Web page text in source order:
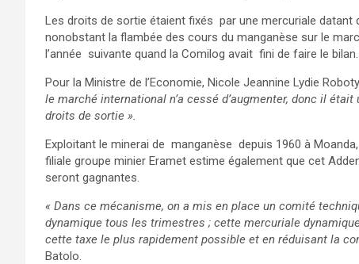
Les droits de sortie étaient fixés par une mercuriale datant
nonobstant la flambée des cours du manganèse sur le
l’année suivante quand la Comilog avait fini de faire le bilan.
Pour la Ministre de l’Economie, Nicole Jeannine Lydie
le marché international n’a cessé d’augmenter, donc il
droits de sortie ».
Exploitant le minerai de manganèse depuis 1960 à
filiale groupe minier Eramet estime également que cet
seront gagnantes.
« Dans ce mécanisme, on a mis en place un comité
dynamique tous les trimestres ; cette mercuriale
cette taxe le plus rapidement possible et en réduisant la
Batolo.